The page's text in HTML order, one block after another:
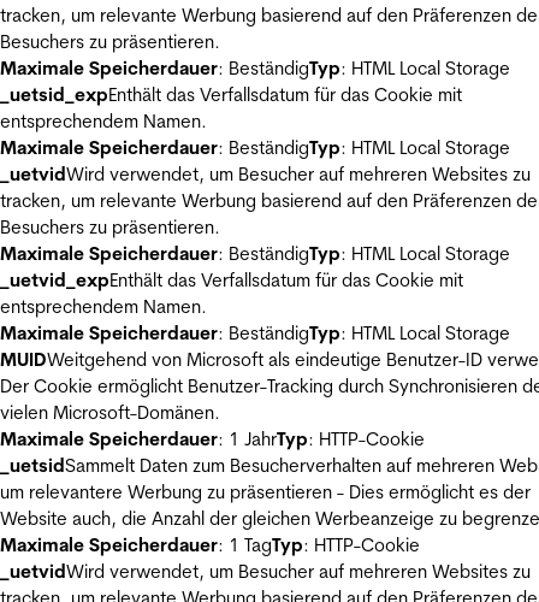
tracken, um relevante Werbung basierend auf den Präferenzen
Besuchers zu präsentieren.
Maximale Speicherdauer: BeständigTyp: HTML Local Storage
_uetsid_expEnthält das Verfallsdatum für das Cookie mit
entsprechendem Namen.
Maximale Speicherdauer: BeständigTyp: HTML Local Storage
_uetvidWird verwendet, um Besucher auf mehreren Websites zu
tracken, um relevante Werbung basierend auf den Präferenzen
Besuchers zu präsentieren.
Maximale Speicherdauer: BeständigTyp: HTML Local Storage
_uetvid_expEnthält das Verfallsdatum für das Cookie mit
entsprechendem Namen.
Maximale Speicherdauer: BeständigTyp: HTML Local Storage
MUIDWeitgehend von Microsoft als eindeutige Benutzer-ID
Der Cookie ermöglicht Benutzer-Tracking durch Synchronisieren
vielen Microsoft-Domänen.
Maximale Speicherdauer: 1 JahrTyp: HTTP-Cookie
_uetsidSammelt Daten zum Besucherverhalten auf mehreren
um relevantere Werbung zu präsentieren - Dies ermöglicht es der
Website auch, die Anzahl der gleichen Werbeanzeige zu
Maximale Speicherdauer: 1 TagTyp: HTTP-Cookie
_uetvidWird verwendet, um Besucher auf mehreren Websites zu